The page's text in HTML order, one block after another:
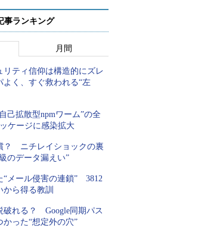
事ランキング
月間
リティ信仰は構造的にズレ
く、すぐ救われる“左
己拡散型npmワーム”の全
ケージに感染拡大
？ ニチレイショックの裏
のデータ漏えい”
“メール侵害の連鎖” 3812
ら得る教訓
破れる？ Google同期パス
かった“想定外の穴”